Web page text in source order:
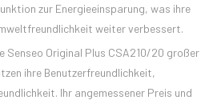
zur Energieeinsparung, was ihre
weiter verbessert.
Senseo Original Plus CSA210/20 großer
ihre Benutzerfreundlichkeit,
Ihr angemessener Preis und